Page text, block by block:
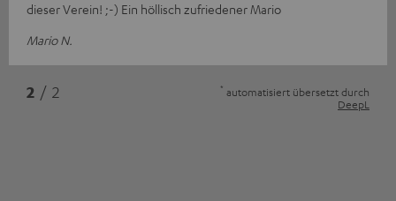
dieser Verein! ;-) Ein höllisch zufriedener Mario
Mario N.
2 / 2 * automatisiert übersetzt durch
DeepL